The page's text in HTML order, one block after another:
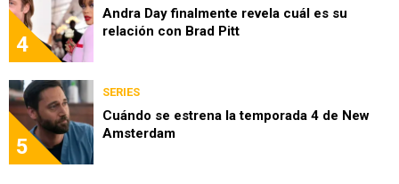
4
Andra Day finalmente revela cuál es su
relación con Brad Pitt
5
SERIES
Cuándo se estrena la temporada 4 de New
Amsterdam